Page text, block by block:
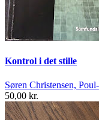
Kontrol i det stille
Søren Christensen,
50,00 kr.